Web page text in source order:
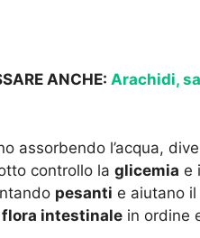
ANCHE: Arachidi,
assorbendo l’acqua,
controllo la glicemia e
pesanti e aiutano
flora intestinale in ordine